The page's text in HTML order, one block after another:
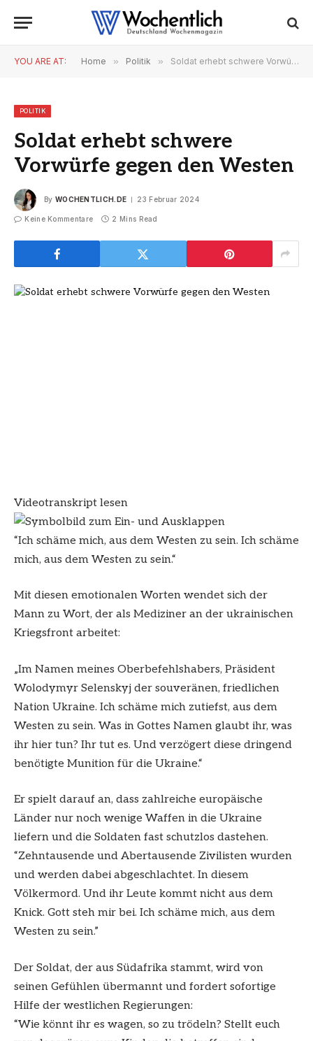
YOU ARE AT: Home » Politik » Soldat erhebt schwere Vorwürfe gegen den Westen
POLITIK
Soldat erhebt schwere
Vorwürfe gegen den Westen
By WOCHENTLICH.DE 23 Februar 2024
Keine Kommentare 2 Mins Read
Videotranskript lesen
“Ich schäme mich, aus dem Westen zu sein. Ich schäme
mich, aus dem Westen zu sein.“
Mit diesen emotionalen Worten wendet sich der
Mann zu Wort, der als Mediziner an der ukrainischen
Kriegsfront arbeitet:
„Im Namen meines Oberbefehlshabers, Präsident
Wolodymyr Selenskyj der souveränen, friedlichen
Nation Ukraine. Ich schäme mich zutiefst, aus dem
Westen zu sein. Was in Gottes Namen glaubt ihr, was
ihr hier tun? Ihr tut es. Und verzögert diese dringend
benötigte Munition für die Ukraine.“
Er spielt darauf an, dass zahlreiche europäische
Länder nur noch wenige Waffen in die Ukraine
liefern und die Soldaten fast schutzlos dastehen.
“Zehntausende und Abertausende Zivilisten wurden
und werden dabei abgeschlachtet. In diesem
Völkermord. Und ihr Leute kommt nicht aus dem
Knick. Gott steh mir bei. Ich schäme mich, aus dem
Westen zu sein.”
Der Soldat, der aus Südafrika stammt, wird von
seinen Gefühlen übermannt und fordert sofortige
Hilfe der westlichen Regierungen:
“Wie könnt ihr es wagen, so zu trödeln? Stellt euch